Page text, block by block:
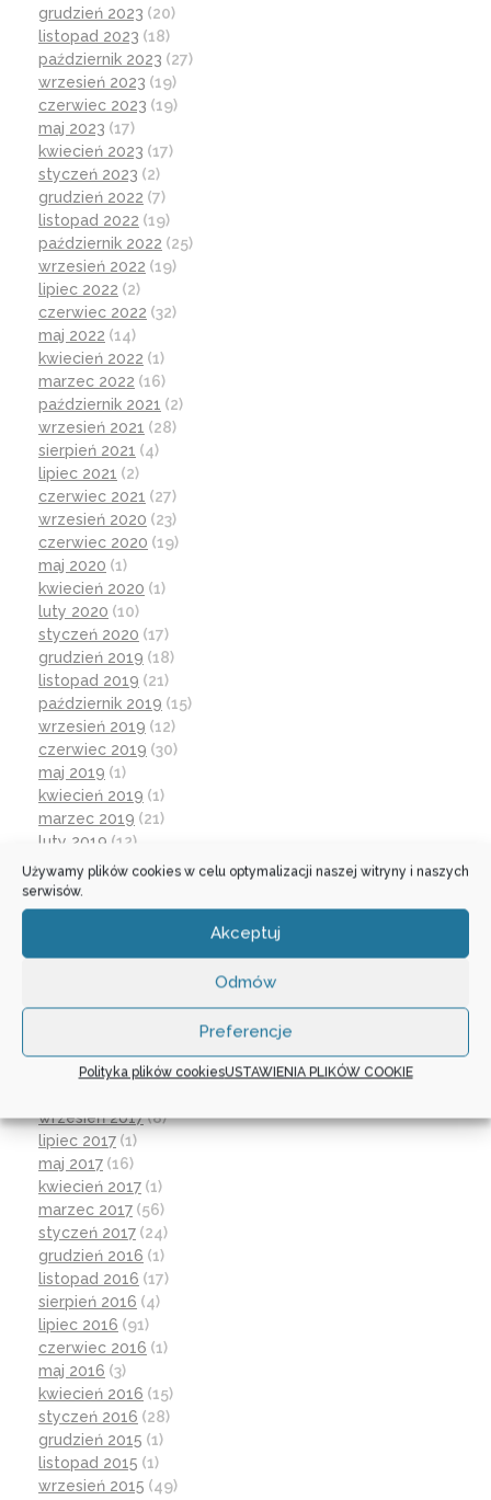
Używamy plików cookies w celu optymalizacji naszej witryny i naszych
serwisów.
Akceptuj
Odmów
Preferencje
Polityka plików cookiesUSTAWIENIA PLIKÓW COOKIE
grudzień 2023 (20)
listopad 2023 (18)
październik 2023 (27)
wrzesień 2023 (19)
czerwiec 2023 (19)
maj 2023 (17)
kwiecień 2023 (17)
styczeń 2023 (2)
grudzień 2022 (7)
listopad 2022 (19)
październik 2022 (25)
wrzesień 2022 (19)
lipiec 2022 (2)
czerwiec 2022 (32)
maj 2022 (14)
kwiecień 2022 (1)
marzec 2022 (16)
październik 2021 (2)
wrzesień 2021 (28)
sierpień 2021 (4)
lipiec 2021 (2)
czerwiec 2021 (27)
wrzesień 2020 (23)
czerwiec 2020 (19)
maj 2020 (1)
kwiecień 2020 (1)
luty 2020 (10)
styczeń 2020 (17)
grudzień 2019 (18)
listopad 2019 (21)
październik 2019 (15)
wrzesień 2019 (12)
czerwiec 2019 (30)
maj 2019 (1)
kwiecień 2019 (1)
marzec 2019 (21)
luty 2019 (12)
grudzień 2018(16)
listopad 2018
październik 2018(17)
lipiec 2018(1)
listopad 2017(51)
wrzesień 2017(8)
lipiec 2017 (1)
maj 2017 (16)
kwiecień 2017 (1)
marzec 2017 (56)
styczeń 2017 (24)
grudzień 2016 (1)
listopad 2016 (17)
sierpień 2016 (4)
lipiec 2016 (91)
czerwiec 2016 (1)
maj 2016 (3)
kwiecień 2016 (15)
styczeń 2016 (28)
grudzień 2015 (1)
listopad 2015 (1)
wrzesień 2015 (49)